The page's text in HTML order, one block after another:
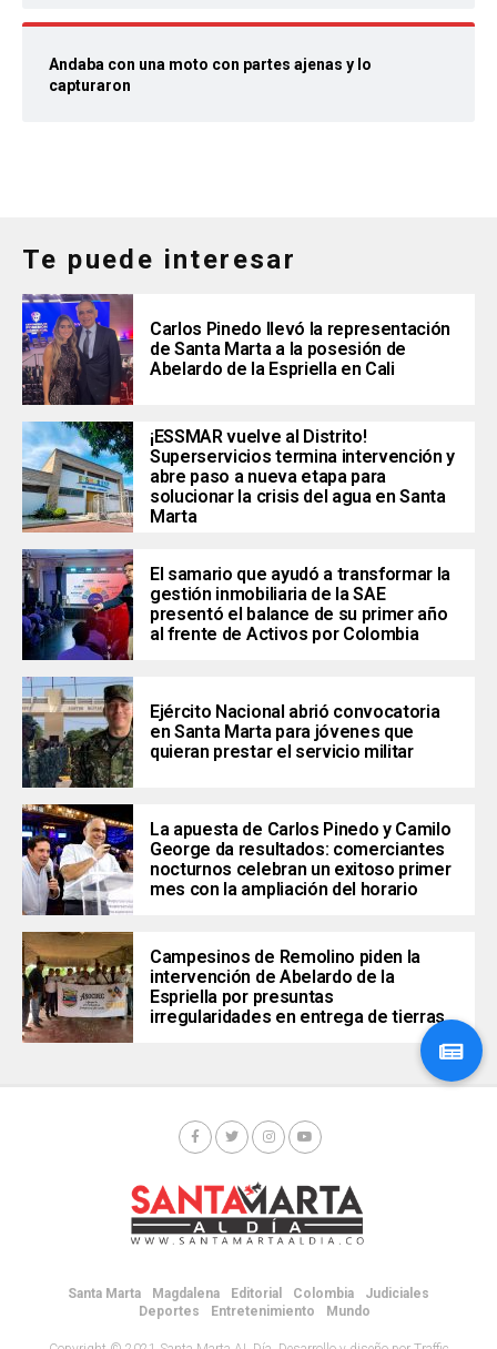
Andaba con una moto con partes ajenas y lo
capturaron
Te puede interesar
Carlos Pinedo llevó la representación
de Santa Marta a la posesión de
Abelardo de la Espriella en Cali
¡ESSMAR vuelve al Distrito!
Superservicios termina intervención y
abre paso a nueva etapa para
solucionar la crisis del agua en Santa
Marta
El samario que ayudó a transformar la
gestión inmobiliaria de la SAE
presentó el balance de su primer año
al frente de Activos por Colombia
Ejército Nacional abrió convocatoria
en Santa Marta para jóvenes que
quieran prestar el servicio militar
La apuesta de Carlos Pinedo y Camilo
George da resultados: comerciantes
nocturnos celebran un exitoso primer
mes con la ampliación del horario
Campesinos de Remolino piden la
intervención de Abelardo de la
Espriella por presuntas
irregularidades en entrega de tierras
Santa Marta Magdalena Editorial Colombia
Judiciales
Deportes
Entretenimiento Mundo